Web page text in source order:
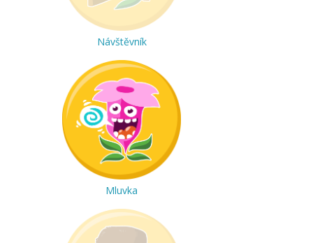
Návštěvník
Mluvka